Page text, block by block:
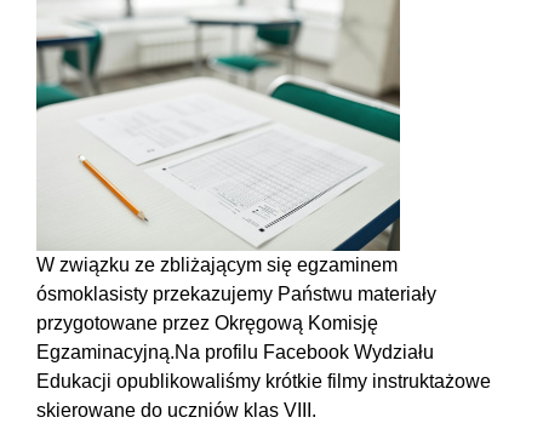
W związku ze zbliżającym się egzaminem
ósmoklasisty przekazujemy Państwu materiały
przygotowane przez Okręgową Komisję
Egzaminacyjną.Na profilu Facebook Wydziału
Edukacji opublikowaliśmy krótkie filmy instruktażowe
skierowane do uczniów klas VIII.